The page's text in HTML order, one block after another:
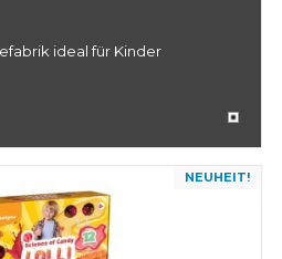
ideal für Kinder
NEUHEIT!